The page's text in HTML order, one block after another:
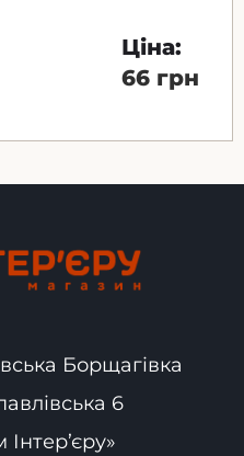
Ціна:
66 грн
Борщагівка
6